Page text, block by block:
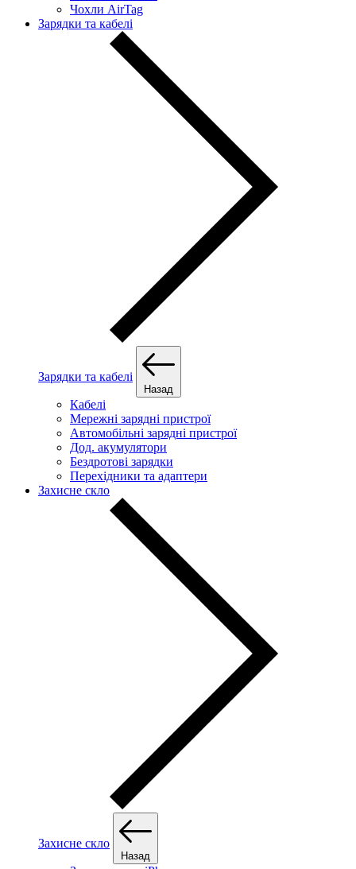
Чохли AirTag
Зарядки та кабелі
Зарядки та кабелі
Назад
Кабелі
Мережні зарядні пристрої
Автомобільні зарядні пристрої
Дод. акумулятори
Бездротові зарядки
Перехідники та адаптери
Захисне скло
Захисне скло
Назад